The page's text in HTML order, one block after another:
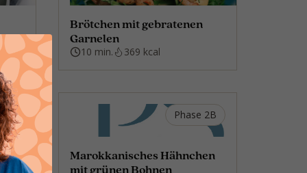
Brötchen mit gebratenen
Garnelen
10 min. 369 kcal
Phase 2B
Marokkanisches Hähnchen
mit grünen Bohnen